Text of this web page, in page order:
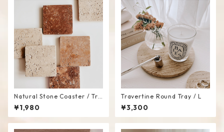
Natural Stone Coaster / Tra
y
¥1,980
Travertine Round Tray / L
¥3,300